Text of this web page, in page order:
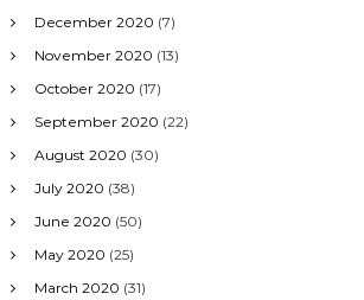
December 2020 (7)
November 2020 (13)
October 2020 (17)
September 2020 (22)
August 2020 (30)
July 2020 (38)
June 2020 (50)
May 2020 (25)
March 2020 (31)